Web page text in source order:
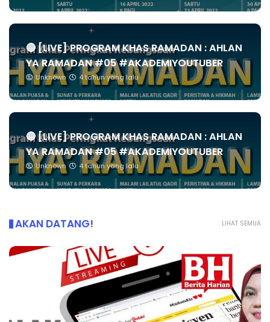
🔴 [LIVE] PROGRAM KHAS RAMADAN : AHLAN
YA RAMADAN #05 #AKADEMIYOUTUBER
Unknown 4 tahun yang lalu
🔴 [LIVE] PROGRAM KHAS RAMADAN : AHLAN
YA RAMADAN #05 #AKADEMIYOUTUBER
Unknown 4 tahun yang lalu
LIHAT SEMUA
AKAN DATANG!